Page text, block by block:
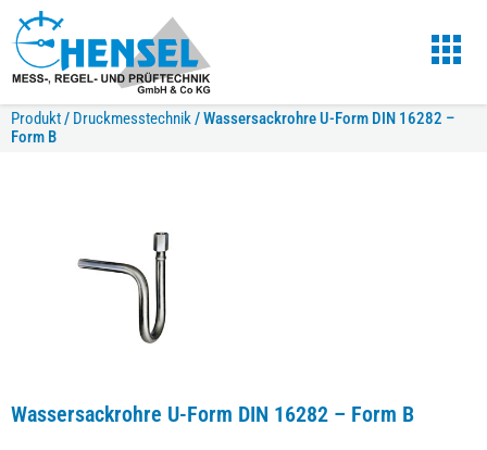
Produkt/ Druckmesstechnik/Wassersackrohre U-Form DIN 16282 –
Form B
Wassersackrohre U-Form DIN 16282 – Form B